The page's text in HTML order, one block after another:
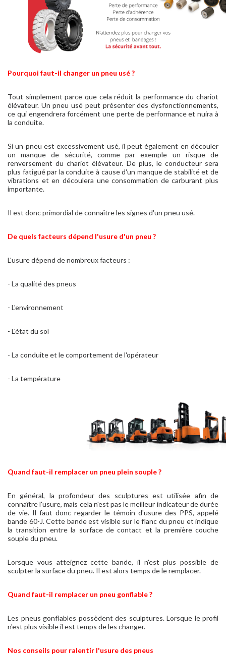
Pourquoi faut-il changer un pneu usé ?
Tout simplement parce que cela réduit la performance du chariot
élévateur. Un pneu usé peut présenter des dysfonctionnements,
ce qui engendrera forcément une perte de performance et nuira à
la conduite.
Si un pneu est excessivement usé, il peut également en découler
un manque de sécurité, comme par exemple un risque de
renversement du chariot élévateur. De plus, le conducteur sera
plus fatigué par la conduite à cause d'un manque de stabilité et de
vibrations et en découlera une consommation de carburant plus
importante.
Il est donc primordial de connaître les signes d'un pneu usé.
De quels facteurs dépend l'usure d'un pneu ?
L'usure dépend de nombreux facteurs :
- La qualité des pneus
- L'environnement
- L'état du sol
- La conduite et le comportement de l'opérateur
- La température
Quand faut-il remplacer un pneu plein souple ?
En général, la profondeur des sculptures est utilisée afin de
connaître l'usure, mais cela n'est pas le meilleur indicateur de durée
de vie. Il faut donc regarder le témoin d'usure des PPS, appelé
bande 60-J. Cette bande est visible sur le flanc du pneu et indique
la transition entre la surface de contact et la première couche
souple du pneu.
Lorsque vous atteignez cette bande, il n'est plus possible de
sculpter la surface du pneu. Il est alors temps de le remplacer.
Quand faut-il remplacer un pneu gonflable ?
Les pneus gonflables possèdent des sculptures. Lorsque le profil
n'est plus visible il est temps de les changer.
Nos conseils pour ralentir l'usure des pneus